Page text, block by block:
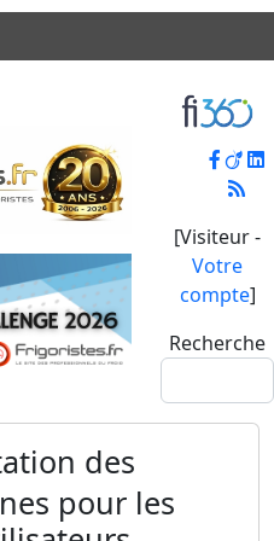
[Visiteur -
Votre
compte]
Recherche
des
pour les